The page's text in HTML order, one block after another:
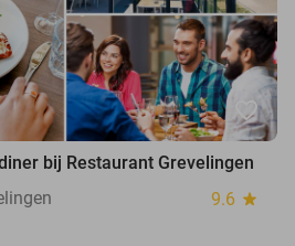
favorite_border
bij Restaurant Grevelingen
9.6 star